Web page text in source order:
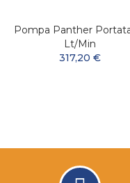
Pompa Panther
Lt/min
317,20 €